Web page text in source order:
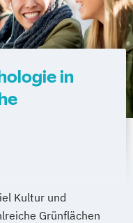
in
Kultur und
Grünflächen